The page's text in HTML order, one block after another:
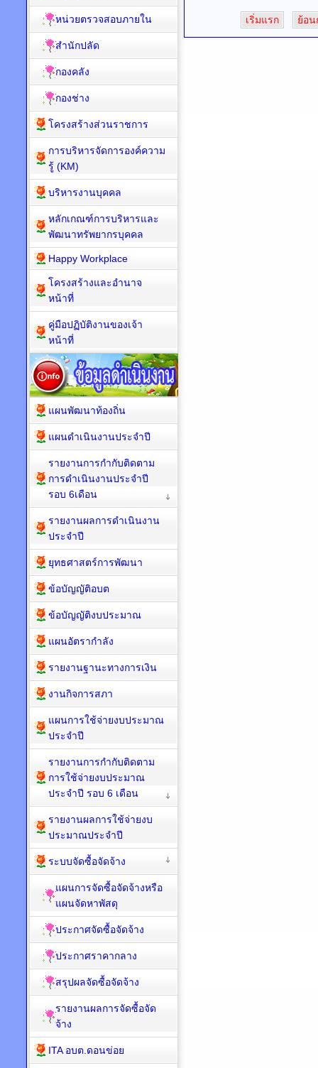
เริ่มแรก ย้อ
หน่วยตรวจสอบภายใน
สำนักปลัด
กองคลัง
กองช่าง
โครงสร้างส่วนราชการ
การบริหารจัดการองค์ความ
รู้ (KM)
บริหารงานบุคคล
หลักเกณฑ์การบริหารและ
พัฒนาทรัพยากรบุคคล
Happy Workplace
โครงสร้างและอำนาจ
หน้าที่
คู่มือปฏิบัติงานของเจ้า
หน้าที่
แผนพัฒนาท้องถิ่น
แผนดำเนินงานประจำปี
รายงานการกำกับติดตาม
การดำเนินงานประจำปี
รอบ 6เดือน
รายงานผลการดำเนินงาน
ประจำปี
ยุทธศาสตร์การพัฒนา
ข้อบัญญัติอบต
ข้อบัญญัติงบประมาณ
แผนอัตรากำลัง
รายงานฐานะทางการเงิน
งานกิจการสภา
แผนการใช้จ่ายงบประมาณ
ประจำปี
รายงานการกำกับติดตาม
การใช้จ่ายงบประมาณ
ประจำปี รอบ 6 เดือน
รายงานผลการใช้จ่ายงบ
ประมาณประจำปี
ระบบจัดซื้อจัดจ้าง
แผนการจัดซื้อจัดจ้างหรือ
แผนจัดหาพัสดุ
ประกาศจัดซื้อจัดจ้าง
ประกาศราคากลาง
สรุปผลจัดซื้อจัดจ้าง
รายงานผลการจัดซื้อจัด
จ้าง
ITA อบต.ดอนข่อย